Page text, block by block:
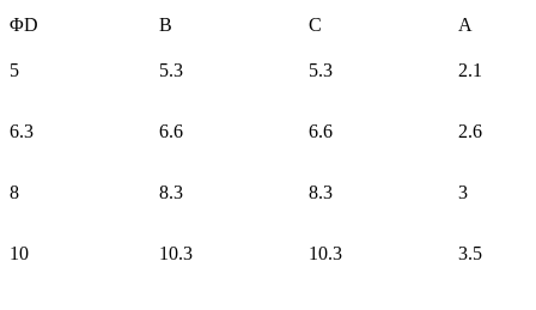
ΦD B C A
5 5.3 5.3 2.1
6.3 6.6 6.6 2.6
8 8.3 8.3 3
10 10.3 10.3 3.5